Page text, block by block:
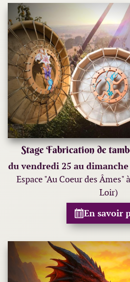
Stage Fabrication de
du vendredi 25 au
Espace "Au Coeur des Âmes"
Loir)
En savoir